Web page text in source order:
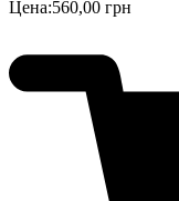
Цена:560,00 грн